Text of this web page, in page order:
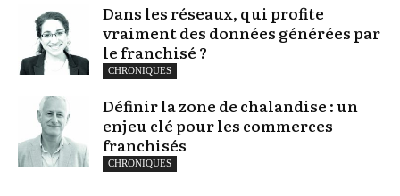
Dans les réseaux, qui profite
vraiment des données générées par
le franchisé ?
CHRONIQUES
Définir la zone de chalandise : un
enjeu clé pour les commerces
franchisés
CHRONIQUES